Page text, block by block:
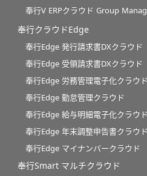
奉行V ERPクラウド Group
奉行クラウドEdge
奉行Edge 発行請求書DXクラウド
奉行Edge 受領請求書DXクラウド
奉行Edge 労務管理電子化クラウド
奉行Edge 勤怠管理クラウド
奉行Edge 給与明細電子化クラウド
奉行Edge 年末調整申告書クラウド
奉行Edge マイナンバークラウド
奉行Smart マルチクラウド